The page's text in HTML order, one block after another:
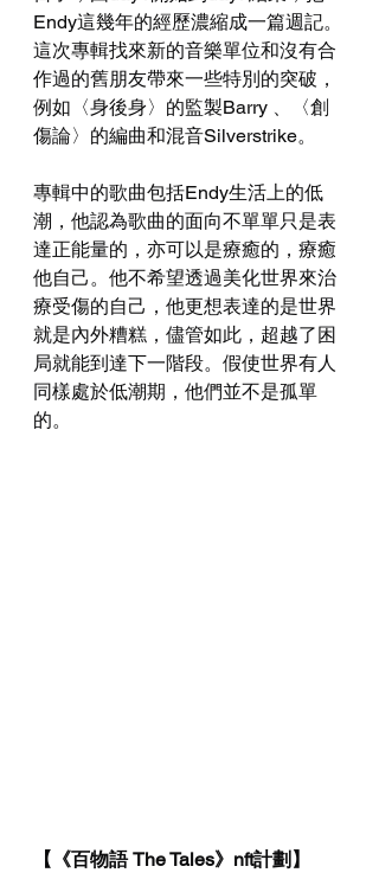
Endy這幾年的經歷濃縮成一篇週記。
這次專輯找來新的音樂單位和沒有合
作過的舊朋友帶來一些特別的突破，
例如〈身後身〉的監製Barry 、〈創
傷論〉的編曲和混音Silverstrike。
專輯中的歌曲包括Endy生活上的低
潮，他認為歌曲的面向不單單只是表
達正能量的，亦可以是療癒的，療癒
他自己。他不希望透過美化世界來治
療受傷的自己，他更想表達的是世界
就是內外糟糕，儘管如此，超越了困
局就能到達下一階段。假使世界有人
同樣處於低潮期，他們並不是孤單
的。
【《百物語 The Tales》nft計劃】